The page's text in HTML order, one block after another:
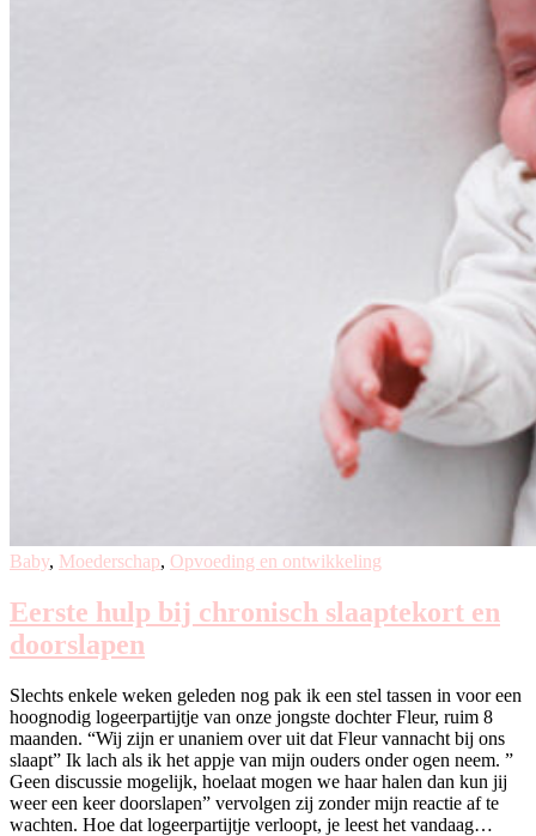
Baby, Moederschap, Opvoeding en ontwikkeling
Eerste hulp bij chronisch slaaptekort en
doorslapen
Slechts enkele weken geleden nog pak ik een stel tassen in voor een
hoognodig logeerpartijtje van onze jongste dochter Fleur, ruim 8
maanden. “Wij zijn er unaniem over uit dat Fleur vannacht bij ons
slaapt” Ik lach als ik het appje van mijn ouders onder ogen neem. ”
Geen discussie mogelijk, hoelaat mogen we haar halen dan kun jij
weer een keer doorslapen” vervolgen zij zonder mijn reactie af te
wachten. Hoe dat logeerpartijtje verloopt, je leest het vandaag…